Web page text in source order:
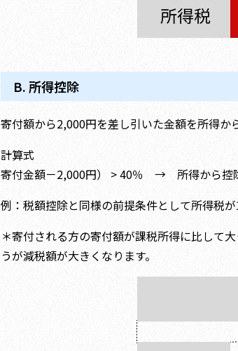
B. 所得控除
寄付額から2,000円を差し引いた金額を所得か
計算式
寄付金額－2,000円） > 40％ → 所得から控
例：税額控除と同様の前提条件として所得税が
＊寄付される方の寄付額が課税所得に比して
うが減税額が大きくなります。